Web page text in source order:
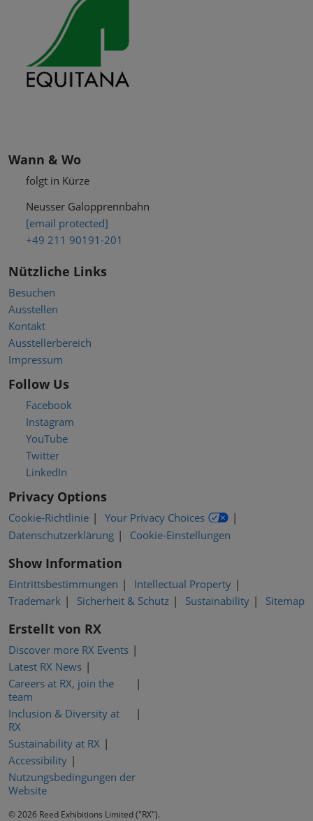
Wann & Wo
folgt in Kürze
Neusser Galopprennbahn
[email protected]
+49 211 90191-201
Nützliche Links
Besuchen
Ausstellen
Kontakt
Ausstellerbereich
Impressum
Follow Us
Facebook
Instagram
YouTube
Twitter
LinkedIn
Privacy Options
Cookie-Richtlinie
Your Privacy Choices
Datenschutzerklärung
Cookie-Einstellungen
Show Information
Eintrittsbestimmungen
Intellectual Property
Trademark
Sicherheit & Schutz Sustainability Sitemap
Erstellt von RX
Discover more RX Events
Latest RX News
Careers at RX, join the
team
Inclusion & Diversity at
RX
Sustainability at RX
Accessibility
Nutzungsbedingungen der
Website
© 2026 Reed Exhibitions Limited ("RX").